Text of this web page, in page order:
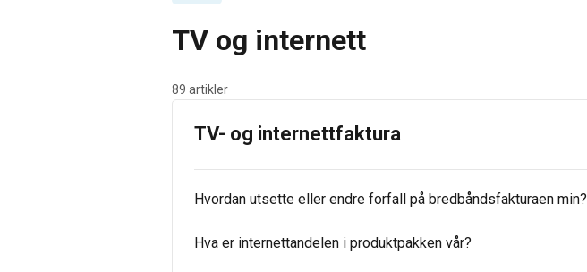
TV og internett
89 artikler
TV- og internettfaktura
Hvordan utsette eller endre forfall på bredbåndsfakturaen min?
Hva er internettandelen i produktpakken vår?